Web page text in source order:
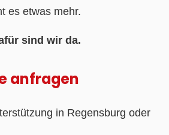
es etwas mehr.
sind wir da.
anfragen
in Regensburg oder